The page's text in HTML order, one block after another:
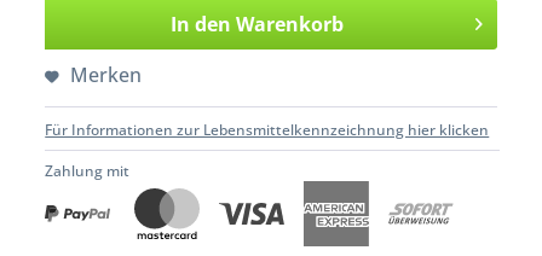
In den Warenkorb
Merken
Für Informationen zur Lebensmittelkennzeichnung hier klicken
Zahlung mit